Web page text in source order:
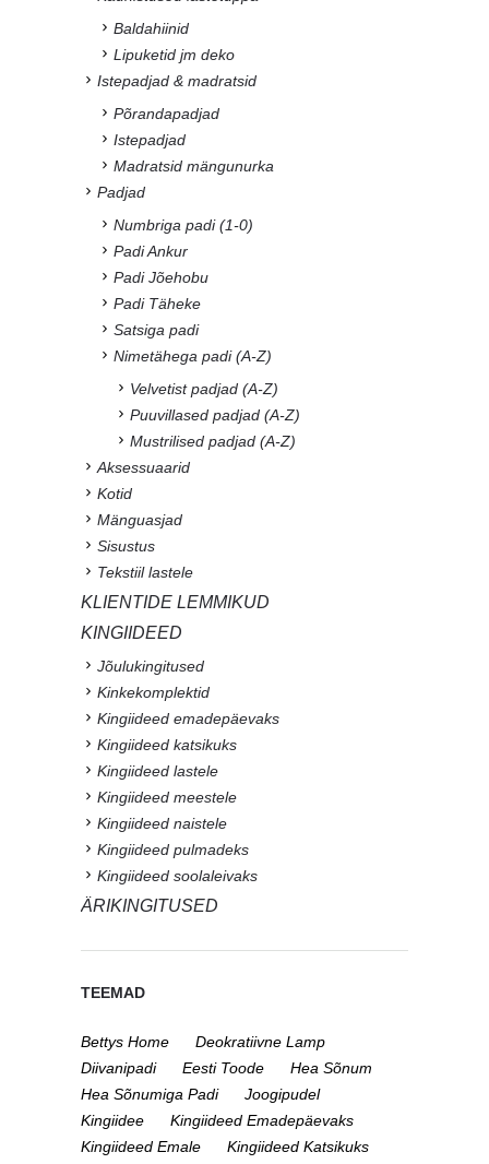
Baldahiinid
Lipuketid jm deko
Istepadjad & madratsid
Põrandapadjad
Istepadjad
Madratsid mängunurka
Padjad
Numbriga padi (1-0)
Padi Ankur
Padi Jõehobu
Padi Täheke
Satsiga padi
Nimetähega padi (A-Z)
Velvetist padjad (A-Z)
Puuvillased padjad (A-Z)
Mustrilised padjad (A-Z)
Aksessuaarid
Kotid
Mänguasjad
Sisustus
Tekstiil lastele
KLIENTIDE LEMMIKUD
KINGIIDEED
Jõulukingitused
Kinkekomplektid
Kingiideed emadepäevaks
Kingiideed katsikuks
Kingiideed lastele
Kingiideed meestele
Kingiideed naistele
Kingiideed pulmadeks
Kingiideed soolaleivaks
ÄRIKINGITUSED
TEEMAD
Bettys Home
Deokratiivne Lamp
Diivanipadi
Eesti Toode
Hea Sõnum
Hea Sõnumiga Padi
Joogipudel
Kingiidee
Kingiideed Emadepäevaks
Kingiideed Emale
Kingiideed Katsikuks